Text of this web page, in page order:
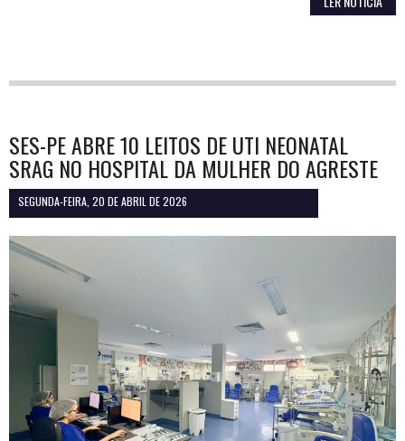
SES-PE ABRE 10 LEITOS DE UTI NEONATAL
SRAG NO HOSPITAL DA MULHER DO AGRESTE
SEGUNDA-FEIRA, 20 DE ABRIL DE 2026